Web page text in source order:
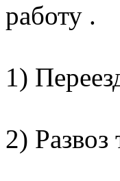
работу .
1)
2)